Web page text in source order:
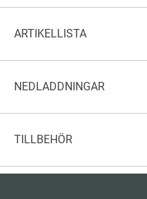
ARTIKELLISTA
NEDLADDNINGAR
TILLBEHÖR